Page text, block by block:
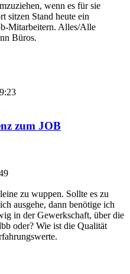
wenn es für sie
sitzen Stand heute ein
Mitarbeitern. Alles/Alle
Büros.
zum JOB
zu wuppen. Sollte es zu
ausgehe, dann benötige ich
in der Gewerkschaft, über die
oder? Wie ist die Qualität